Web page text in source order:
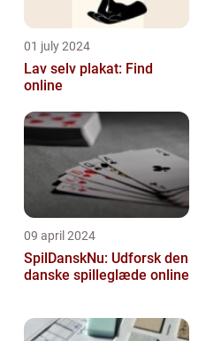
01 july 2024
Lav selv plakat: Find
online
09 april 2024
SpilDanskNu: Udforsk den
danske spilleglæde online